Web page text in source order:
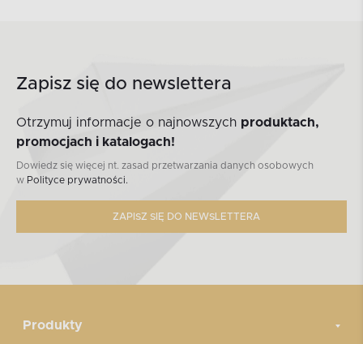
Zapisz się do newslettera
Otrzymuj informacje o najnowszych produktach,
promocjach i katalogach!
Dowiedz się więcej nt. zasad przetwarzania danych osobowych
w Polityce prywatności.
ZAPISZ SIĘ DO NEWSLETTERA
Produkty